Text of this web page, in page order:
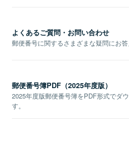
よくあるご質問・お問い合わせ
郵便番号に関するさまざまな疑問にお答
郵便番号簿PDF（2025年度版）
2025年度版郵便番号簿をPDF形式でダ
す。